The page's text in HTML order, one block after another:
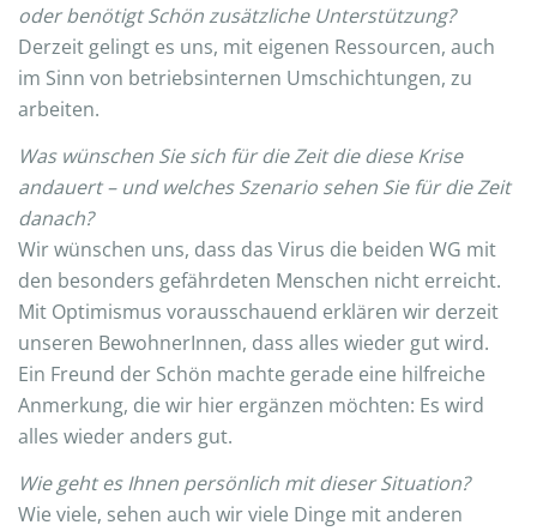
oder benötigt Schön zusätzliche Unterstützung?
Derzeit gelingt es uns, mit eigenen Ressourcen, auch
im Sinn von betriebsinternen Umschichtungen, zu
arbeiten.
Was wünschen Sie sich für die Zeit die diese Krise
andauert – und welches Szenario sehen Sie für die Zeit
danach?
Wir wünschen uns, dass das Virus die beiden WG mit
den besonders gefährdeten Menschen nicht erreicht.
Mit Optimismus vorausschauend erklären wir derzeit
unseren BewohnerInnen, dass alles wieder gut wird.
Ein Freund der Schön machte gerade eine hilfreiche
Anmerkung, die wir hier ergänzen möchten: Es wird
alles wieder anders gut.
Wie geht es Ihnen persönlich mit dieser Situation?
Wie viele, sehen auch wir viele Dinge mit anderen